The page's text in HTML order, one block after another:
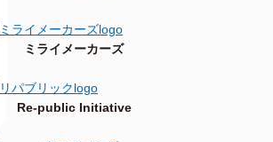
ミライメーカーズ
Re-public Initiative